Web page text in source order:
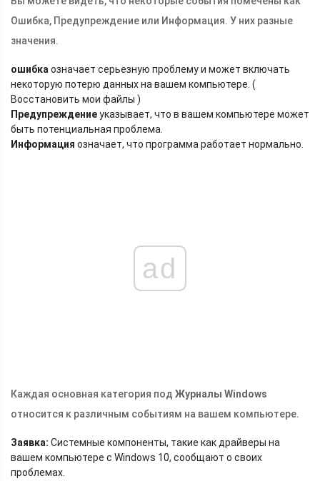
Ошибка, Предупреждение или Информация. У них разные
значения.
ошибка означает серьезную проблему и может включать
некоторую потерю данных на вашем компьютере. (
Восстановить мои файлы )
Предупреждениеуказывает, что в вашем компьютере может
быть потенциальная проблема.
Информация означает, что программа работает нормально.
ad
Каждая основная категория под Журналы Windows
относится к различным событиям на вашем компьютере.
Заявка: Системные компоненты, такие как драйверы на
вашем компьютере с Windows 10, сообщают о своих
проблемах.